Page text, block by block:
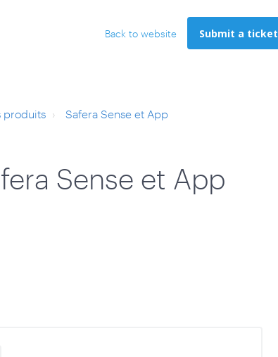
Back to website Submit a ticket
produits Safera Sense et App
Sense et App